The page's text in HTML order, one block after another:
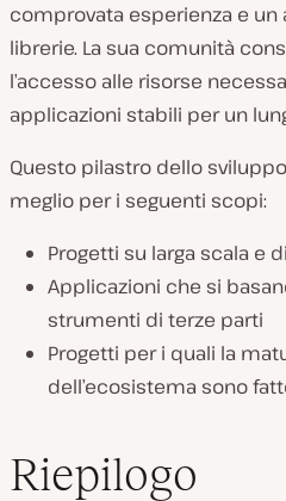
comprovata esperienza e
librerie. La sua comunità
l’accesso alle risorse
applicazioni stabili per un
Questo pilastro dello
meglio per i seguenti scopi:
Progetti su larga scala e
Applicazioni che si
strumenti di terze parti
Progetti per i quali la
dell’ecosistema sono
Riepilogo